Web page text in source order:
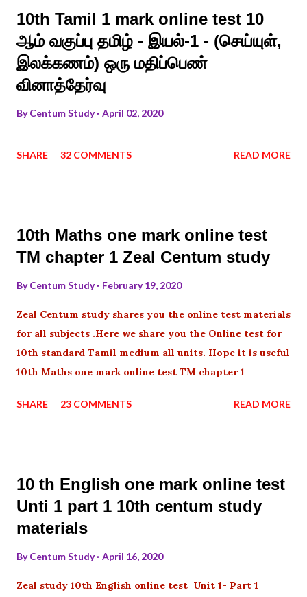
10th Tamil 1 mark online test 10
ஆம் வகுப்பு தமிழ் - இயல்-1 - (செய்யுள்,
இலக்கணம்) ஒரு மதிப்பெண்
வினாத்தேர்வு
ByCentum Study April 02, 2020
SHARE 32 COMMENTS READ MORE
10th Maths one mark online test
TM chapter 1 Zeal Centum study
ByCentum Study February 19, 2020
Zeal Centum study shares you the online test materials
for all subjects .Here we share you the Online test for
10th standard Tamil medium all units. Hope it is useful
10th Maths one mark online test TM chapter 1
SHARE 23 COMMENTS READ MORE
10 th English one mark online test
Unti 1 part 1 10th centum study
materials
ByCentum Study April 16, 2020
Zeal study 10th English online test Unit 1- Part 1